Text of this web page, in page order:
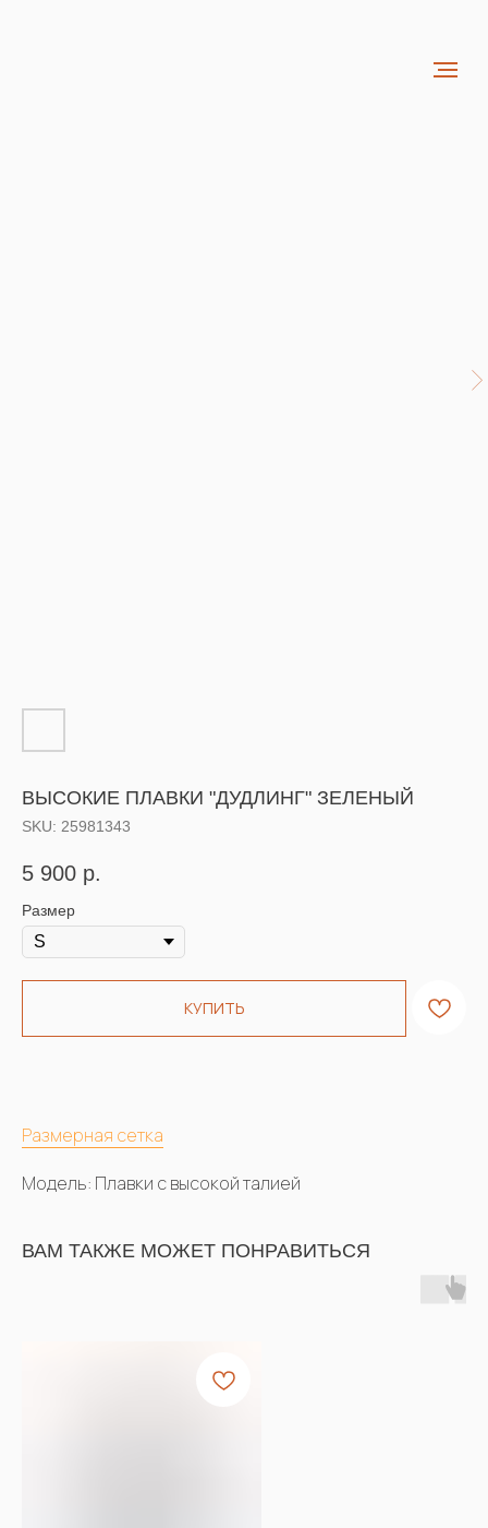
ВЫСОКИЕ ПЛАВКИ "ДУДЛИНГ" ЗЕЛЕНЫЙ
SKU: 25981343
5 900 р.
Размер
КУПИТЬ
Размерная сетка
Модель: Плавки с высокой талией
ВАМ ТАКЖЕ МОЖЕТ ПОНРАВИТЬСЯ